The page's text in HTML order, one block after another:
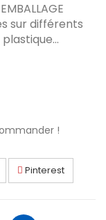
sur différents
!
Pinterest